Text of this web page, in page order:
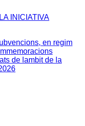
INICIATIVA
en regim
de lambit de la